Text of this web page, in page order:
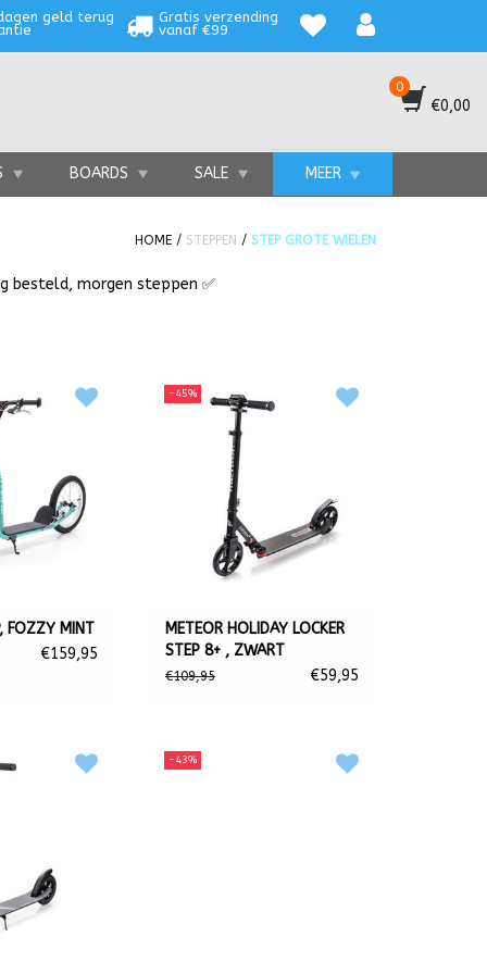
geld terug
Gratis verzending
vanaf €99
0
€0,00
BOARDS SALE MEER
HOME / STEPPEN / STEP GROTE WIELEN
besteld, morgen steppen ✅
een goed idee om voor een ​​step met grote
sneller, wat betekent dat je minder energie
150 mm.
er comfortabel en snel worden gerold. De
parkerenmet je auto.
FOZZY MINT
€159,95
-45%
METEOR HOLIDAY LOCKER
STEP 8+ , ZWART
€109,95 €59,95
-43%